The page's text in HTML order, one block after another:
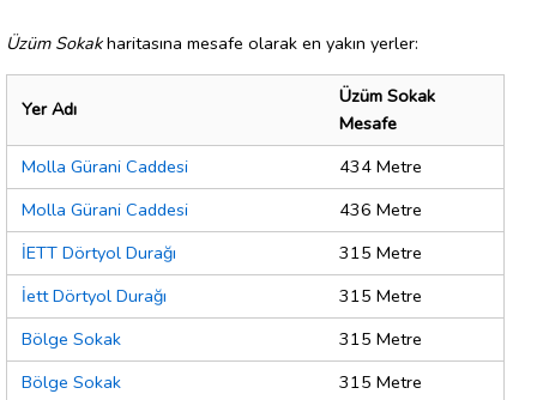
Üzüm Sokakharitasına mesafe olarak en yakın yerler:
Yer Adı
Üzüm Sokak
Mesafe
Molla Gürani Caddesi
434 Metre
Molla Gürani Caddesi
436 Metre
İETT Dörtyol Durağı
315 Metre
İett Dörtyol Durağı
315 Metre
Bölge Sokak
315 Metre
Bölge Sokak
315 Metre